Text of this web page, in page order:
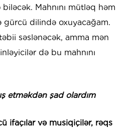
Mahnını mütləq həm
gürcü dilində oxuyacağam.
səslənəcək, amma mən
də bu mahnını
etməkdən şad olardım
ifaçılar və musiqiçilər, rəqs